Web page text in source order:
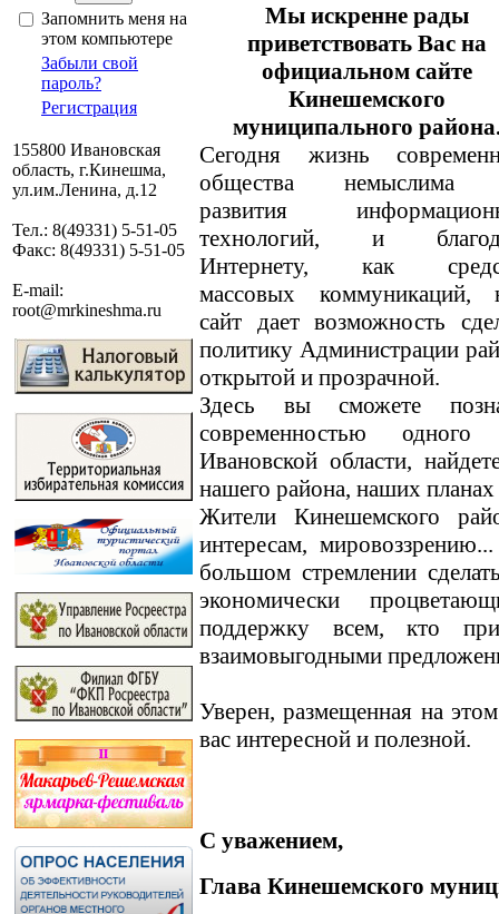
Запомнить меня на
этом компьютере
Забыли свой
пароль?
Регистрация
155800 Ивановская
область, г.Кинешма,
ул.им.Ленина, д.12
Тел.: 8(49331) 5-51-05
Факс: 8(49331) 5-51-05
E-mail:
root@mrkineshma.ru
Мы искренне рады
приветствовать Вас на
официальном сайте
Кинешемского
муниципального
Сегодня жизнь
общества немыслима
развития
технологий, и
Интернету, как
массовых коммуникаций,
сайт дает возможность
политику Администрации
открытой и прозрачной.
Здесь вы сможете
современностью
Ивановской области,
нашего района, наших
Жители Кинешемского
интересам,
большом стремлении
экономически
поддержку всем, кто
взаимовыгодными
Уверен, размещенная на
вас интересной и полезной.
С уважением,
Глава Кинешемского